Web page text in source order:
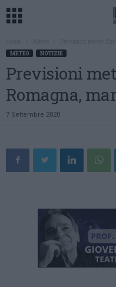
METEO NOTIZIE
Previsioni
Romagna,
7 Settembre 2020